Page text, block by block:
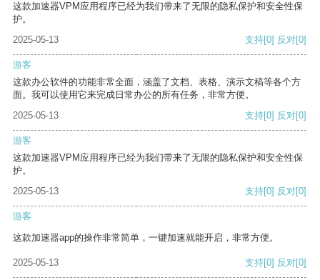
这款加速器VPM应用程序已经为我们带来了无限的隐私保护和安全性保
护。
2025-05-13
支持[0] 反对[0]
游客
这款办公软件的功能非常全面，涵盖了文档、表格、演示文稿等各个方
面。我可以使用它来完成日常办公的所有任务，非常方便。
2025-05-13
支持[0] 反对[0]
游客
这款加速器VPM应用程序已经为我们带来了无限的隐私保护和安全性保
护。
2025-05-13
支持[0] 反对[0]
游客
这款加速器app的操作非常简单，一键加速就能开启，非常方便。
2025-05-13 支持[0] 反对[0]